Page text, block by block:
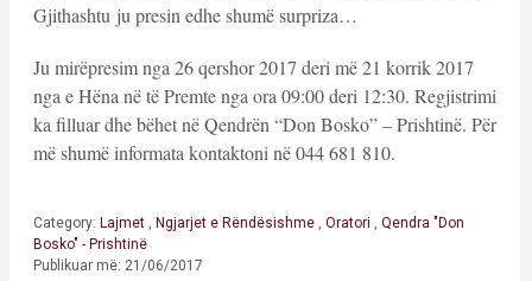
Gjithashtu ju presin edhe shumë surpriza…
Ju mirëpresim nga 26 qershor 2017 deri më 21 korrik 2017
nga e Hëna në të Premte nga ora 09:00 deri 12:30. Regjistrimi
ka filluar dhe bëhet në Qendrën “Don Bosko” – Prishtinë. Për
më shumë informata kontaktoni në 044 681 810.
Category: Lajmet Ngjarjet e Rëndësishme Oratori
Qendra "Don
Bosko" - Prishtinë
Publikuar më: 21/06/2017